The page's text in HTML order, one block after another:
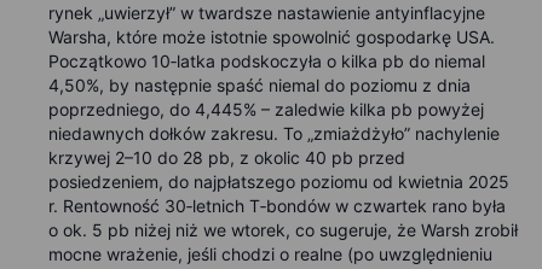
rynek „uwierzył” w twardsze nastawienie antyinflacyjne
Warsha, które może istotnie spowolnić gospodarkę USA.
Początkowo 10‑latka podskoczyła o kilka pb do niemal
4,50%, by następnie spaść niemal do poziomu z dnia
poprzedniego, do 4,445% – zaledwie kilka pb powyżej
niedawnych dołków zakresu. To „zmiażdżyło” nachylenie
krzywej 2–10 do 28 pb, z okolic 40 pb przed
posiedzeniem, do najpłatszego poziomu od kwietnia 2025
r. Rentowność 30‑letnich T‑bondów w czwartek rano była
o ok. 5 pb niżej niż we wtorek, co sugeruje, że Warsh zrobił
mocne wrażenie, jeśli chodzi o realne (po uwzględnieniu